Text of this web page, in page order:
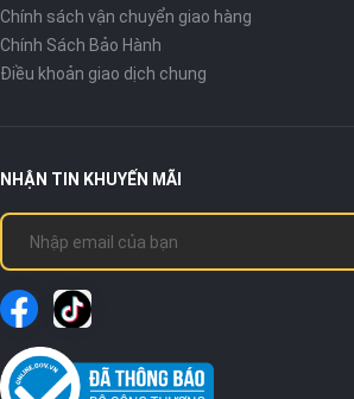
Chính sách vận chuyển giao hàng
Chính Sách Bảo Hành
Điều khoản giao dịch chung
NHẬN TIN KHUYẾN MÃI